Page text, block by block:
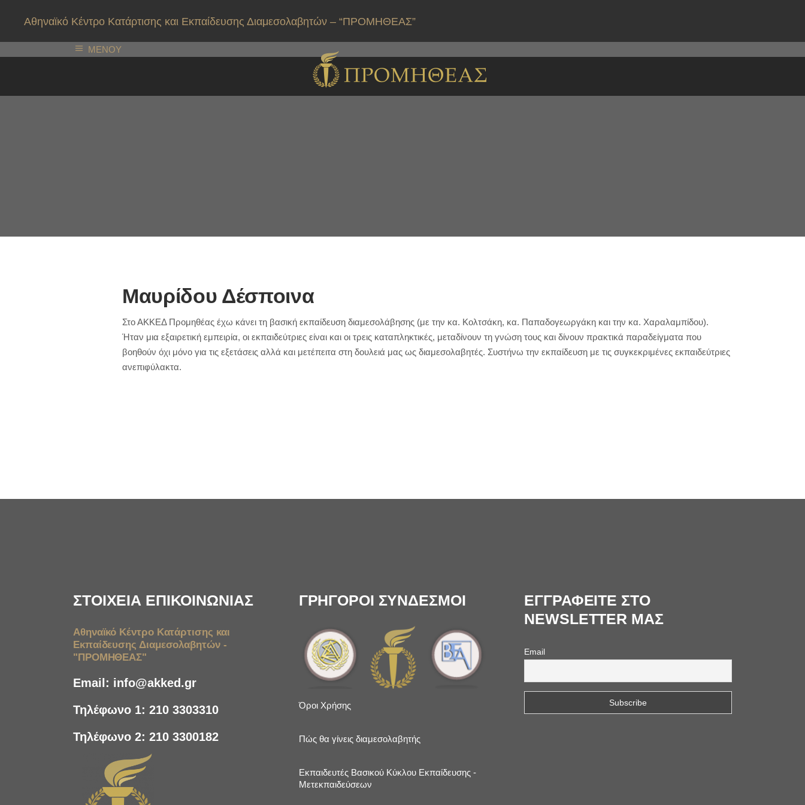
Αθηναϊκό Κέντρο Κατάρτισης και Εκπαίδευσης Διαμεσολαβητών – “ΠΡΟΜΗΘΕΑΣ”
ΜΕΝΟΥ
Μαυρίδου Δέσποινα
Στο ΑΚΚΕΔ Προμηθέας έχω κάνει τη βασική εκπαίδευση διαμεσολάβησης (με την κα. Κολτσάκη, κα. Παπαδογεωργάκη και την κα. Χαραλαμπίδου).
Ήταν μια εξαιρετική εμπειρία, οι εκπαιδεύτριες είναι και οι τρεις καταπληκτικές, μεταδίνουν τη γνώση τους και δίνουν πρακτικά παραδείγματα που
βοηθούν όχι μόνο για τις εξετάσεις αλλά και μετέπειτα στη δουλειά μας ως διαμεσολαβητές. Συστήνω την εκπαίδευση με τις συγκεκριμένες εκπαιδεύτριες
ανεπιφύλακτα.
ΣΤΟΙΧΕΙΑ ΕΠΙΚΟΙΝΩΝΙΑΣ
Αθηναϊκό Κέντρο Κατάρτισης και
Εκπαίδευσης Διαμεσολαβητών -
"ΠΡΟΜΗΘΕΑΣ"
Email: info@akked.gr
Τηλέφωνο 1: 210 3303310
Τηλέφωνο 2: 210 3300182
ΓΡΗΓΟΡΟΙ ΣΥΝΔΕΣΜΟΙ
Όροι Χρήσης
Πώς θα γίνεις διαμεσολαβητής
Εκπαιδευτές Βασικού Κύκλου Εκπαίδευσης -
Μετεκπαιδεύσεων
ΕΓΓΡΑΦΕΙΤΕ ΣΤΟ
NEWSLETTER ΜΑΣ
Email